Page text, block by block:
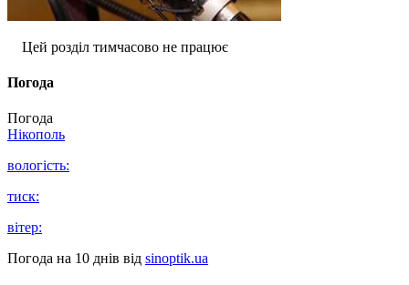
Цей розділ тимчасово не працює
Погода
Погода
Нікополь
вологість:
тиск:
вітер:
Погода на 10 днів від sinoptik.ua